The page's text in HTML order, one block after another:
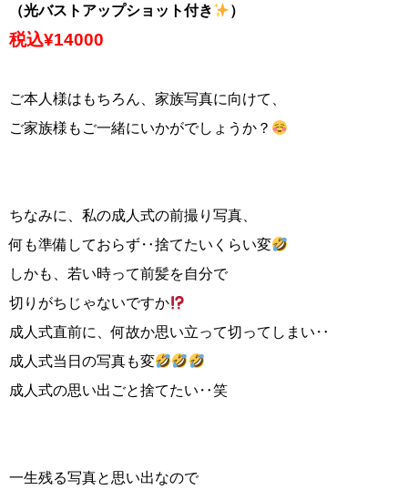
（光バストアップショット付き
）
税込¥14000
ご本人様はもちろん、家族写真に向けて、
ご家族様もご一緒にいかがでしょうか？
ちなみに、私の成人式の前撮り写真、
何も準備しておらず‥捨てたいくらい変
しかも、若い時って前髪を自分で
切りがちじゃないですか
成人式直前に、何故か思い立って切ってしまい‥
成人式当日の写真も変
成人式の思い出ごと捨てたい‥笑
一生残る写真と思い出なので